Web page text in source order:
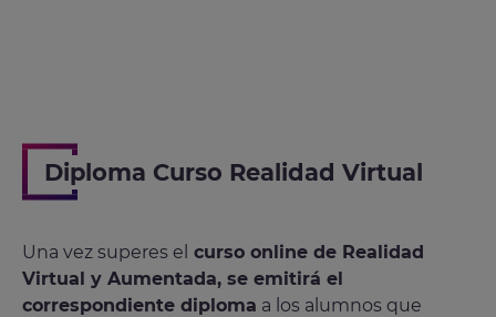
Diploma Curso Realidad Virtual
Una vez superes el curso online de Realidad
Virtual y Aumentada, se emitirá el
correspondiente diploma a los alumnos que